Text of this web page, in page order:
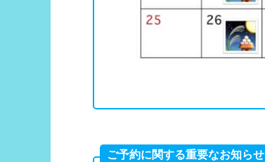
ご予約に関する重要なお知らせ